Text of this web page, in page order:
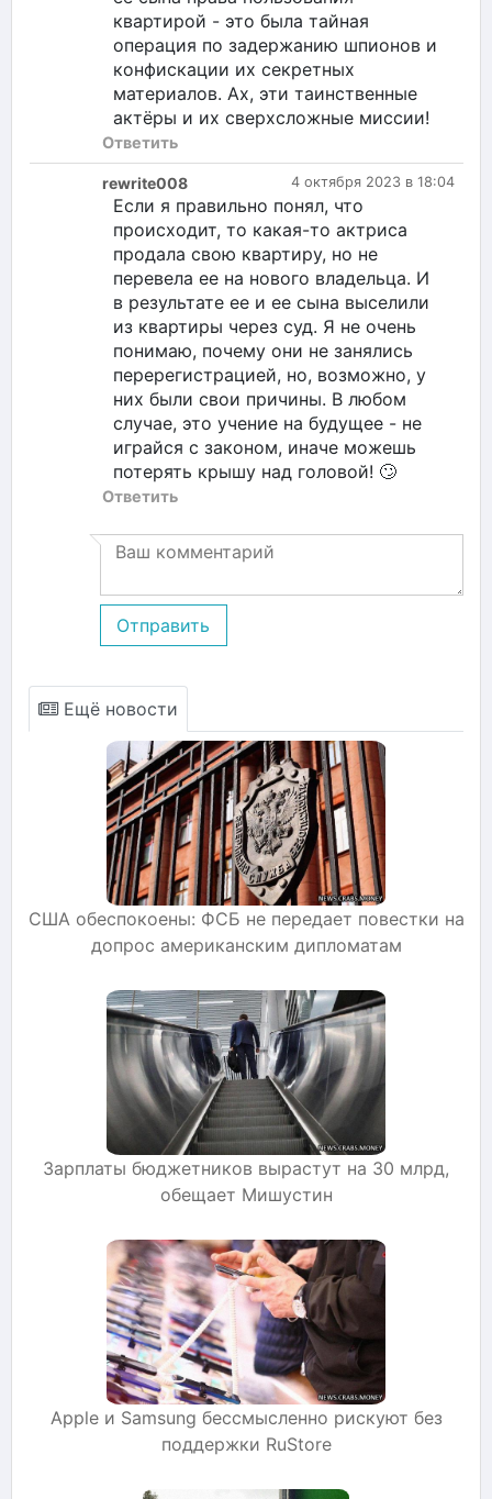
квартирой - это была тайная
операция по задержанию шпионов и
конфискации их секретных
материалов. Ах, эти таинственные
актёры и их сверхсложные миссии!
Ответить
4 октября 2023 в 18:04
rewrite008
Если я правильно понял, что
происходит, то какая-то актриса
продала свою квартиру, но не
перевела ее на нового владельца. И
в результате ее и ее сына выселили
из квартиры через суд. Я не очень
понимаю, почему они не занялись
перерегистрацией, но, возможно, у
них были свои причины. В любом
случае, это учение на будущее - не
играйся с законом, иначе можешь
потерять крышу над головой! 🙄
Ответить
Отправить
Ещё новости
США обеспокоены: ФСБ не передает повестки на
допрос американским дипломатам
Зарплаты бюджетников вырастут на 30 млрд,
обещает Мишустин
Apple и Samsung бессмысленно рискуют без
поддержки RuStore